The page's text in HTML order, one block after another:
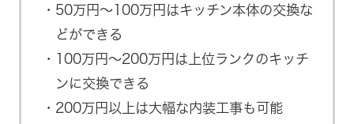
50万円～100万円はキッチン本体の交換な
どができる
100万円～200万円は上位ランクのキッチ
ンに交換できる
200万円以上は大幅な内装工事も可能